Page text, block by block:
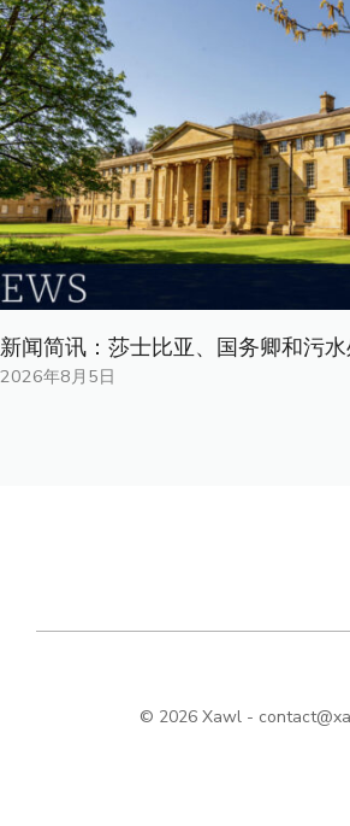
新闻简讯：莎士比亚、国务卿和污
2026年8月5日
© 2026 Xawl -